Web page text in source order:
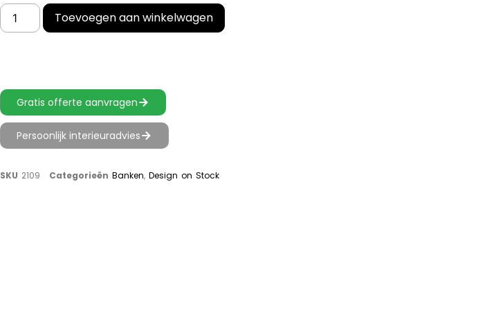
Toevoegen aan winkelwagen
Gratis offerte aanvragen
Persoonlijk interieuradvies
SKU 2109 Categorieën Banken, Design on Stock